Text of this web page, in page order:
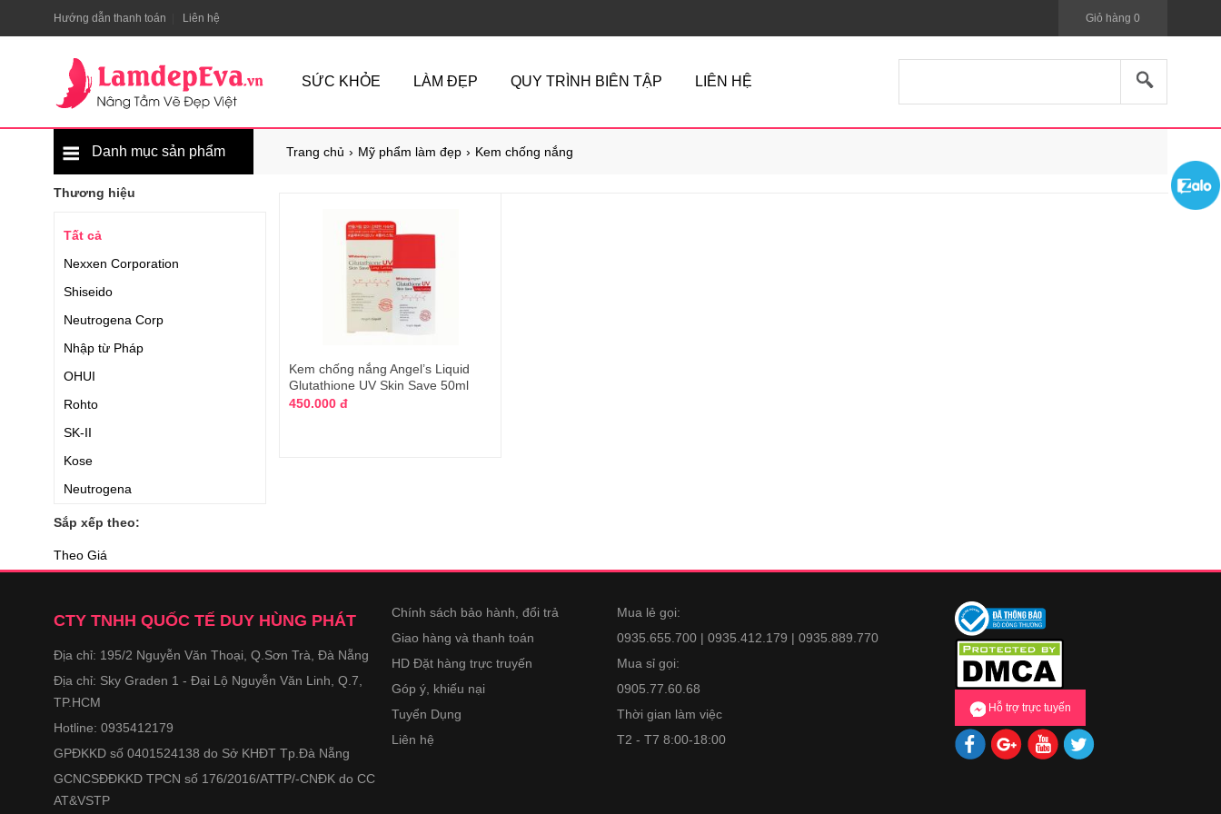
Hướng dẫn thanh toán Liên hệ Giỏ hàng 0
SỨC KHỎE LÀM ĐẸP QUY TRÌNH BIÊN TẬP LIÊN HỆ
Trang chủ Mỹ phẩm làm đẹp Kem chống nắng
Danh mục sản phẩm
Thương hiệu
Tất cả
Nexxen Corporation
Shiseido
Neutrogena Corp
Nhập từ Pháp
OHUI
Rohto
SK-II
Kose
Neutrogena
Omi Menturm
Cell Fusion C
FINE
Avene
Bioderma
La Roche Posay
Sắp xếp theo:
Theo Giá
Kem chống nắng Angel’s Liquid
Glutathione UV Skin Save 50ml
450.000 đ
CTY TNHH QUỐC TẾ DUY HÙNG PHÁT
Địa chỉ: 195/2 Nguyễn Văn Thoại, Q.Sơn Trà, Đà Nẵng
Địa chỉ: Sky Graden 1 - Đại Lộ Nguyễn Văn Linh, Q.7,
TP.HCM
Hotline: 0935412179
GPĐKKD số 0401524138 do Sở KHĐT Tp.Đà Nẵng
GCNCSĐĐKKD TPCN số 176/2016/ATTP/-CNĐK do CC
AT&VSTP
Chính sách bảo hành, đổi trả
Giao hàng và thanh toán
HD Đặt hàng trực truyến
Góp ý, khiếu nại
Tuyển Dụng
Liên hệ
Mua lẻ gọi:
0935.655.700 | 0935.412.179 | 0935.889.770
Mua sỉ gọi:
0905.77.60.68
Thời gian làm việc
T2 - T7 8:00-18:00
Hỗ trợ trực tuyến